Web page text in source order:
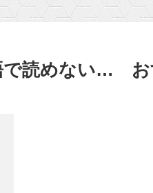
で読めない… お